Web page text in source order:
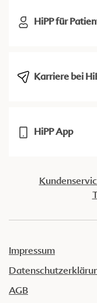
HiPP für
Karriere bei
HiPP App
Impressum
AGB